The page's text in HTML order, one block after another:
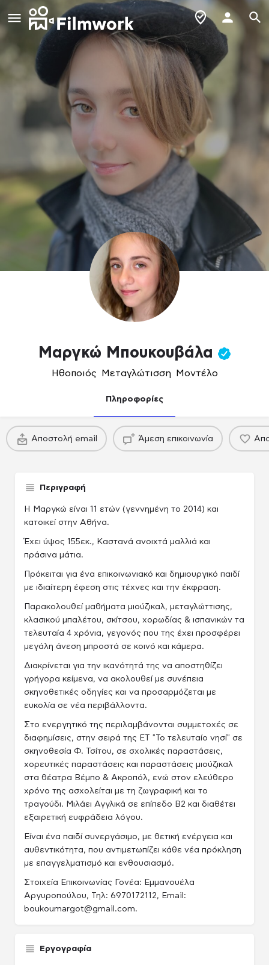
Μαργκώ Μπουκουβάλα
Ηθοποιός Μεταγλώτισση Μοντέλο
Πληροφορίες
Αποστολή email
Παραγωγού / Casing agency
Άμεση επικοινωνία
Παραγωγού / Casing agency
Περιγραφή
Η Μαργκώ είναι 11 ετών (γεννημένη το 2014) και
κατοικεί στην Αθήνα.
Έχει ύψος 155εκ., Καστανά ανοιχτά μαλλιά και
πράσινα μάτια.
Πρόκειται για ένα επικοινωνιακό και δημιουργικό παιδί
με ιδιαίτερη έφεση στις τέχνες και την έκφραση.
Παρακολουθεί μαθήματα μιούζικαλ, μεταγλώττισης,
κλασικού μπαλέτου, σκίτσου, χορωδίας & ισπανικών τα
τελευταία 4 χρόνια, γεγονός που της έχει προσφέρει
μεγάλη άνεση μπροστά σε κοινό και κάμερα.
Διακρίνεται για την ικανότητά της να αποστηθίζει
γρήγορα κείμενα, να ακολουθεί με συνέπεια
σκηνοθετικές οδηγίες και να προσαρμόζεται με
ευκολία σε νέα περιβάλλοντα.
Στο ενεργητικό της περιλαμβάνονται συμμετοχές σε
διαφημίσεις, στην σειρά της ΕΤ "Το τελευταίο νησί" σε
σκηνοθεσία Φ. Τσίτου, σε σχολικές παραστάσεις,
χορευτικές παραστάσεις και παραστάσεις μιούζικαλ
στα θέατρα Βέμπο & Ακροπόλ, ενώ στον ελεύθερο
χρόνο της ασχολείται με τη ζωγραφική και το
τραγούδι. Μιλάει Αγγλικά σε επίπεδο Β2 και διαθέτει
εξαιρετική ευφράδεια λόγου.
Είναι ένα παιδί συνεργάσιμο, με θετική ενέργεια και
αυθεντικότητα, που αντιμετωπίζει κάθε νέα πρόκληση
με επαγγελματισμό και ενθουσιασμό.
Στοιχεία Επικοινωνίας Γονέα: Εμμανουέλα
Αργυροπούλου, Τηλ: 6970172112, Email:
boukoumargot@gmail.com.
Εργογραφία